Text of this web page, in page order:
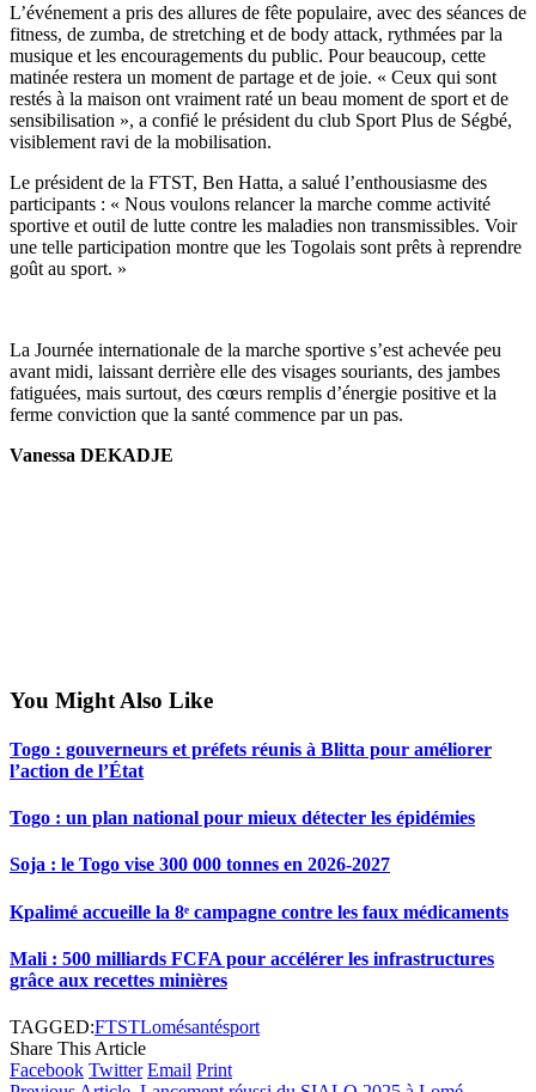
L’événement a pris des allures de fête populaire, avec des séances de
fitness, de zumba, de stretching et de body attack, rythmées par la
musique et les encouragements du public. Pour beaucoup, cette
matinée restera un moment de partage et de joie. « Ceux qui sont
restés à la maison ont vraiment raté un beau moment de sport et de
sensibilisation », a confié le président du club Sport Plus de Ségbé,
visiblement ravi de la mobilisation.
Le président de la FTST, Ben Hatta, a salué l’enthousiasme des
participants : « Nous voulons relancer la marche comme activité
sportive et outil de lutte contre les maladies non transmissibles. Voir
une telle participation montre que les Togolais sont prêts à reprendre
goût au sport. »
La Journée internationale de la marche sportive s’est achevée peu
avant midi, laissant derrière elle des visages souriants, des jambes
fatiguées, mais surtout, des cœurs remplis d’énergie positive et la
ferme conviction que la santé commence par un pas.
Vanessa DEKADJE
You Might Also Like
Togo : gouverneurs et préfets réunis à Blitta pour améliorer
l’action de l’État
Togo : un plan national pour mieux détecter les épidémies
Soja : le Togo vise 300 000 tonnes en 2026-2027
Kpalimé accueille la 8ᵉ campagne contre les faux médicaments
Mali : 500 milliards FCFA pour accélérer les infrastructures
grâce aux recettes minières
TAGGED:FTSTLomésantésport
Share This Article
Facebook Twitter Email Print